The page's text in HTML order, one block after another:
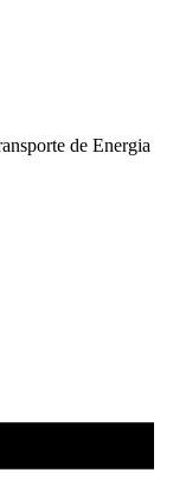
de Energia